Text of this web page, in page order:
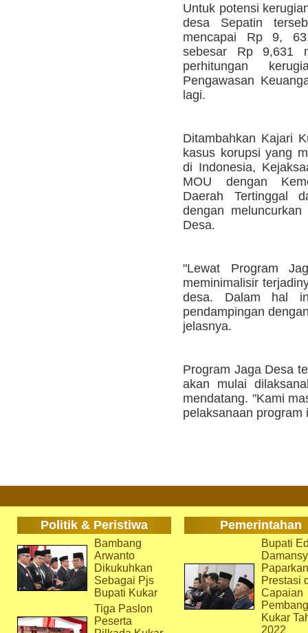
Untuk potensi
desa Sepatin
mencapai Rp 9,
sebesar Rp 9,631
perhitungan
Pengawasan
lagi.
Ditambahkan Kajari
kasus korupsi yang
di Indonesia,
MOU dengan
Daerah Tertinggal
dengan
Desa.
"Lewat Program
meminimalisir
desa. Dalam hal
pendampingan
jelasnya.
Program Jaga Desa
akan mulai
mendatang. "Kami
pelaksanaan program
Politik & Peristiwa Pemerintahan
Bambang
Arwanto
Dikukuhkan
Sebagai Pjs
Bupati Kukar
Tiga Paslon
Peserta
Bupati
Paparkan
Prestasi
Capaian
Kukar
2022